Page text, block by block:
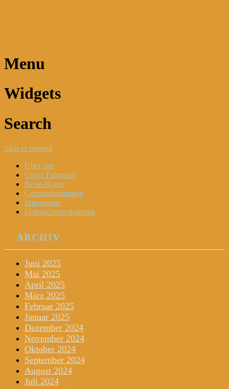
Menu
Widgets
Search
Skip to content
Über uns
Unser Fahrzeug
Reise-Route
Grenzerfahrungen
Impressum
Datenschutzerklärung
ARCHIV
Juni 2025
Mai 2025
April 2025
März 2025
Februar 2025
Januar 2025
Dezember 2024
November 2024
Oktober 2024
September 2024
August 2024
Juli 2024